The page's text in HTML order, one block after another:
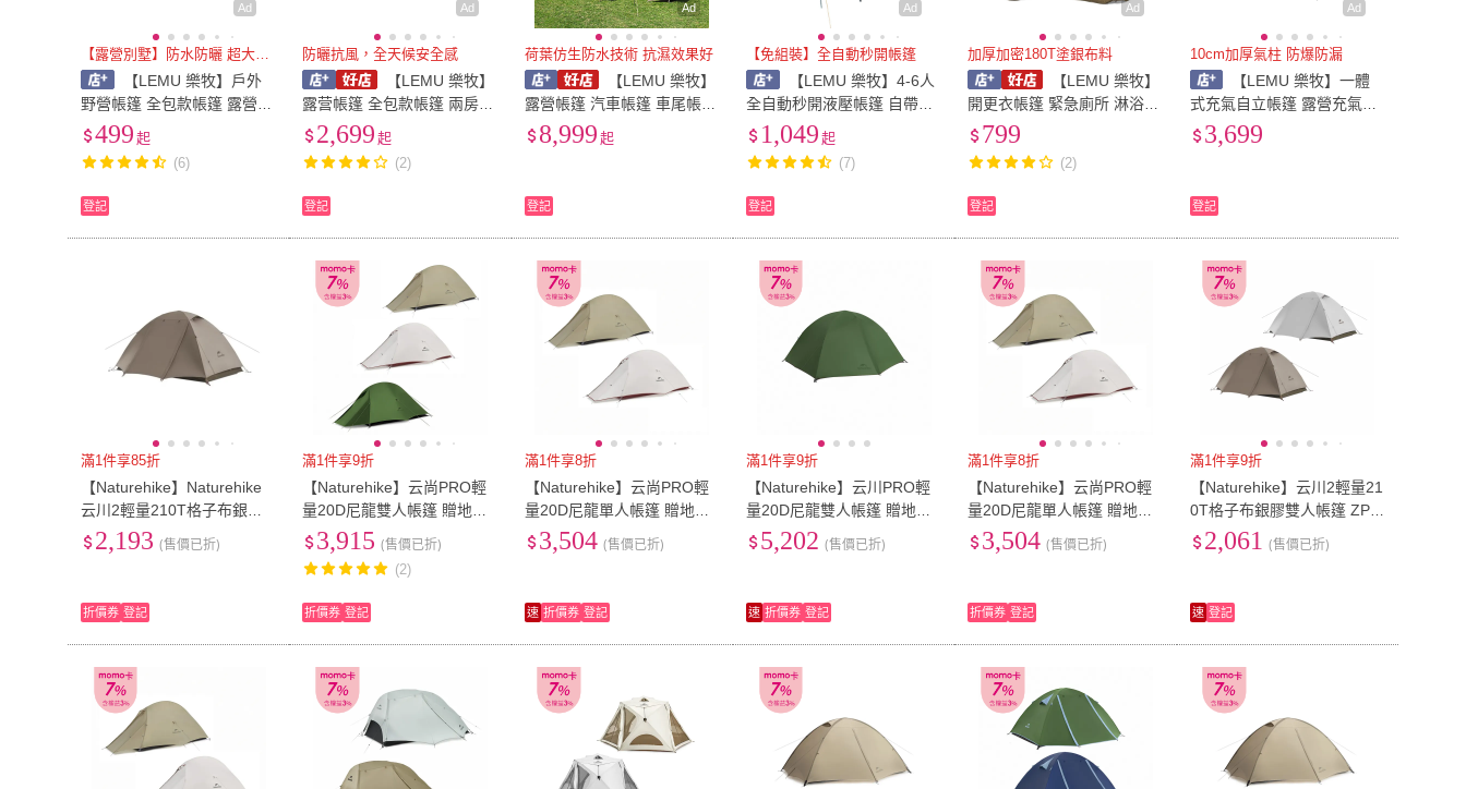
Ad
【露營別墅】防水防曬 超大空間
【LEMU 樂牧】戶外
野營帳篷 全包款帳篷 露營帳
篷 兩房一廳大帳篷 8-12人帳
篷 二室一廳帳篷 野營帳篷
防曬帳篷 外帳大帳篷 雙層帳
499 起
(6)
登記
Ad
防曬抗風，全天候安全感
【LEMU 樂牧】
露营帳篷 全包款帳篷 兩房一
廳大帳篷 8-12人二室一廳帳
篷（帳篷/戶外露營帳篷/兩室
一廳帳篷）
2,699 起
(2)
登記
Ad
荷葉仿生防水技術 抗濕效果好
【LEMU 樂牧】
露營帳篷 汽車帳篷 車尾帳
車尾帳篷 升級版全自動 車邊
帳 車尾帳天幕 帳篷 車尾延
8,999 起
登記
Ad
【免組裝】全自動秒開帳篷
【LEMU 樂牧】4-6人
全自動秒開液壓帳篷 自帶門
廳(速開帳篷/露營帳蓬/秒開
帳/簡易帳篷/快速帳篷/野餐
帳篷/自動帳篷)
1,049 起
(7)
登記
Ad
加厚加密180T塗銀布料
【LEMU 樂牧】
開更衣帳篷 緊急廁所 淋浴帳
篷 廁所帳 秒開更衣帳 廁所
帳 野營廁所
799
(2)
登記
Ad
10cm加厚氣柱 防爆防漏
【LEMU 樂牧】一體
式充氣自立帳篷 露營充氣帳
免搭建帳篷 全自動充氣帳篷
氣柱帳 防曬防水防蚊蟲 充氣
3,699
登記
滿1件享85折
【Naturehike】Naturehike
云川2輕量210T格子布銀膠
雙人帳篷 ZP024
2,193 (售價已折)
折價券 登記
滿1件享9折
【Naturehike】云尚PRO輕
量20D尼龍雙人帳篷 贈地席
WS020(台灣總代理公司貨)
3,915 (售價已折)
(2)
折價券 登記
滿1件享8折
【Naturehike】云尚PRO輕
量20D尼龍單人帳篷 贈地席
WS020(台灣總代理公司貨)
3,504 (售價已折)
速 折價券 登記
滿1件享9折
【Naturehike】云川PRO輕
量20D尼龍雙人帳篷 贈地席
WS022(台灣總代理公司貨)
5,202 (售價已折)
速 折價券 登記
滿1件享8折
【Naturehike】云尚PRO輕
量20D尼龍單人帳篷 贈地席
WS020(台灣總代理公司貨)
3,504 (售價已折)
折價券 登記
滿1件享9折
【Naturehike】云川2輕量21
0T格子布銀膠雙人帳篷 ZP0
24(台灣總代理公司貨)
2,061 (售價已折)
速 登記